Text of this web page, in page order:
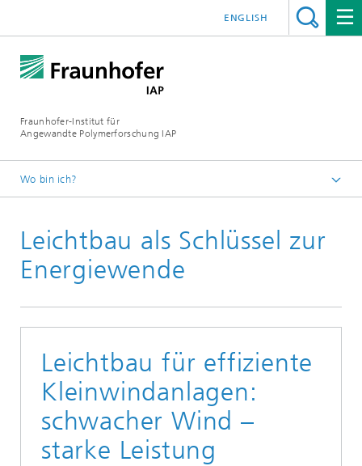
Fraunhofer-Institut für
Angewandte Polymerforschung IAP
ENGLISH
Wo bin ich?
Presse | Medien
2025
Leichtbau als Schlüssel zur
Energiewende
Leichtbau für effiziente
Kleinwindanlagen:
schwacher Wind –
starke Leistung